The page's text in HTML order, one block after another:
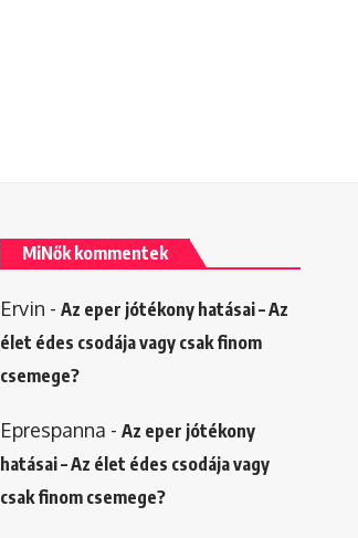
MiNők kommentek
Ervin - Az eper jótékony hatásai – Az
élet édes csodája vagy csak finom
csemege?
Eprespanna - Az eper jótékony
hatásai – Az élet édes csodája vagy
csak finom csemege?